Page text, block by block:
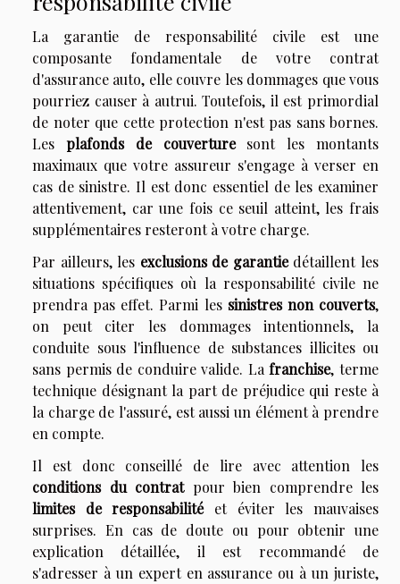
La garantie de responsabilité civile est une
composante fondamentale de votre contrat
d'assurance auto, elle couvre les dommages que vous
pourriez causer à autrui. Toutefois, il est primordial
de noter que cette protection n'est pas sans bornes.
Les plafonds de couverturesont les montants
maximaux que votre assureur s'engage à verser en
cas de sinistre. Il est donc essentiel de les examiner
attentivement, car une fois ce seuil atteint, les frais
supplémentaires resteront à votre charge.
Par ailleurs, les exclusions de garantiedétaillent les
situations spécifiques où la responsabilité civile ne
prendra pas effet. Parmi les sinistres non couverts,
on peut citer les dommages intentionnels, la
conduite sous l'influence de substances illicites ou
sans permis de conduire valide. Lafranchise, terme
technique désignant la part de préjudice qui reste à
la charge de l'assuré, est aussi un élément à prendre
en compte.
Il est donc conseillé de lire avec attention les
conditions du contratpour bien comprendre les
limites de responsabilitéet éviter les mauvaises
surprises. En cas de doute ou pour obtenir une
explication détaillée, il est recommandé de
s'adresser à un expert en assurance ou à un juriste,